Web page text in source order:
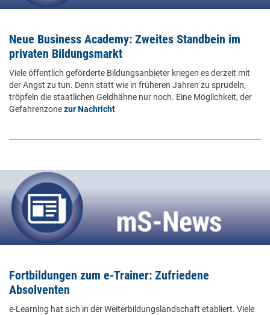
Neue Business Academy: Zweites Standbein im
privaten Bildungsmarkt
Viele öffentlich geförderte Bildungsanbieter kriegen es derzeit mit
der Angst zu tun. Denn statt wie in früheren Jahren zu sprudeln,
tröpfeln die staatlichen Geldhähne nur noch. Eine Möglichkeit, der
Gefahrenzonezur Nachricht
Fortbildungen zum e-Trainer: Zufriedene
Absolventen
e-Learning hat sich in der Weiterbildungslandschaft etabliert. Viele